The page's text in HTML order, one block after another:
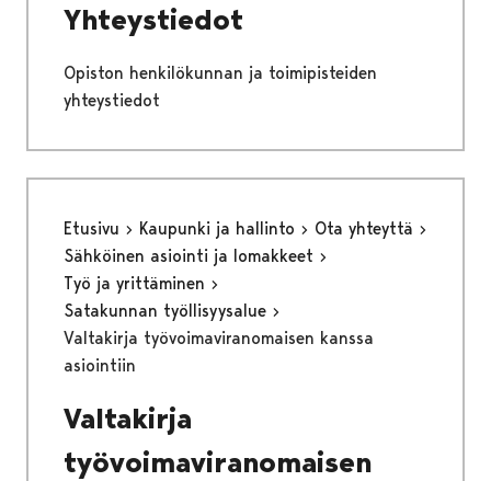
Yhteystiedot
Opiston henkilökunnan ja toimipisteiden
yhteystiedot
Etusivu Kaupunki ja hallinto
Ota yhteyttä
Sähköinen asiointi ja lomakkeet
Työ ja yrittäminen
Satakunnan työllisyysalue
Valtakirja työvoimaviranomaisen kanssa
asiointiin
Valtakirja
työvoimaviranomaisen